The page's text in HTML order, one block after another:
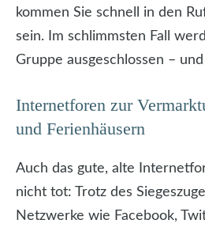
kommen Sie schnell in den
sein. Im schlimmsten Fall
Gruppe ausgeschlossen –
Internetforen zur
und Ferienhäusern
Auch das gute, alte
nicht tot: Trotz des
Netzwerke wie Facebook,